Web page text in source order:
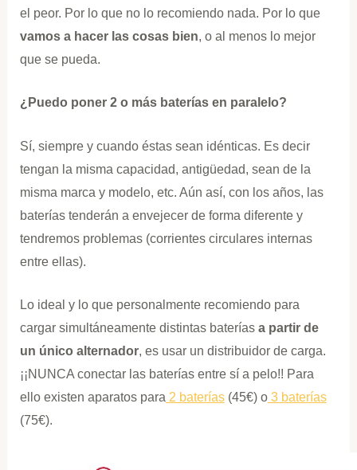
el peor. Por lo que no lo recomiendo nada. Por lo que
vamos a hacer las cosas bien, o al menos lo mejor
que se pueda.
¿Puedo poner 2 o más baterías en paralelo?
Sí, siempre y cuando éstas sean idénticas. Es decir
tengan la misma capacidad, antigüedad, sean de la
misma marca y modelo, etc. Aún así, con los años, las
baterías tenderán a envejecer de forma diferente y
tendremos problemas (corrientes circulares internas
entre ellas).
Lo ideal y lo que personalmente recomiendo para
cargar simultáneamente distintas baterías a partir de
un único alternador, es usar un distribuidor de carga.
¡¡NUNCA conectar las baterías entre sí a pelo!! Para
ello existen aparatos para 2 baterías(45€) o3 baterías
(75€).